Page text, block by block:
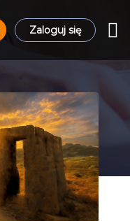
Zaloguj się